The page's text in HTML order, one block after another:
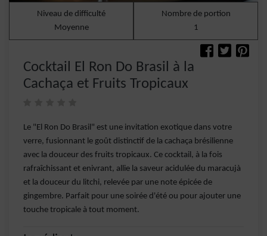
Niveau de difficulté
Moyenne
Nombre de portion
1
Cocktail El Ron Do Brasil à la
Cachaça et Fruits Tropicaux
Le "El Ron Do Brasil" est une invitation exotique dans votre
verre, fusionnant le goût distinctif de la cachaça brésilienne
avec la douceur des fruits tropicaux. Ce cocktail, à la fois
rafraîchissant et enivrant, allie la saveur acidulée du maracujà
et la douceur du litchi, relevée par une note épicée de
gingembre. Parfait pour une soirée d'été ou pour ajouter une
touche tropicale à tout moment.